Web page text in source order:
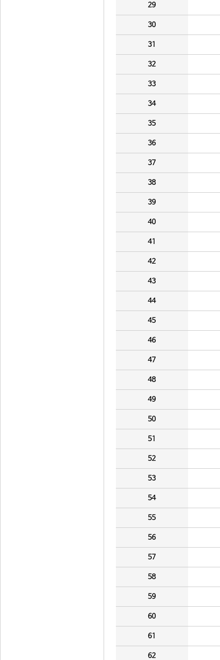
29
30
31
32
33
34
35
36
37
38
39
40
41
42
43
44
45
46
47
48
49
50
51
52
53
54
55
56
57
58
59
60
61
62